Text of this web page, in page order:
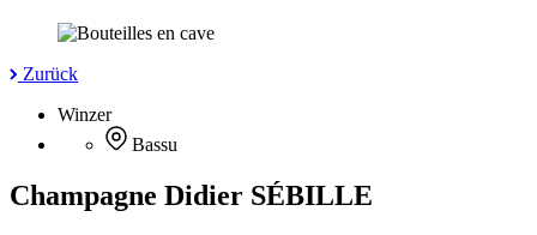
Zurück
Winzer
Bassu
Champagne Didier SÉBILLE